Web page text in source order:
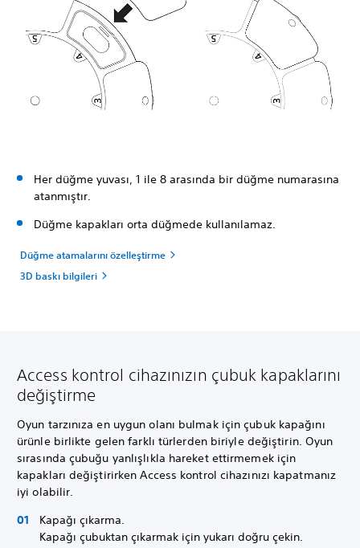
Her düğme yuvası, 1 ile 8 arasında bir düğme numarasına
atanmıştır.
Düğme kapakları orta düğmede kullanılamaz.
Düğme atamalarını özelleştirme
3D baskı bilgileri
Access kontrol cihazınızın çubuk kapaklarını
değiştirme
Oyun tarzınıza en uygun olanı bulmak için çubuk kapağını
ürünle birlikte gelen farklı türlerden biriyle değiştirin. Oyun
sırasında çubuğu yanlışlıkla hareket ettirmemek için
kapakları değiştirirken Access kontrol cihazınızı kapatmanız
iyi olabilir.
Kapağı çıkarma.
Kapağı çubuktan çıkarmak için yukarı doğru çekin.